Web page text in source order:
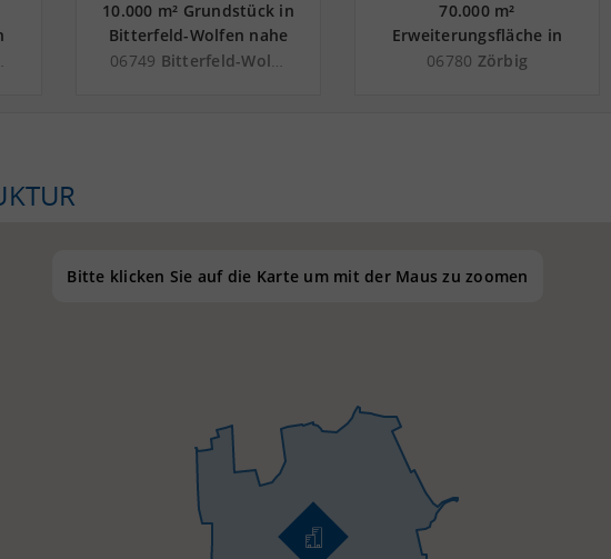
10.000 m² Grundstück in
Bitterfeld-Wolfen nahe
Güterverkehrszentrum
06749 Bitterfeld-Wolfen
70.000 m²
Erweiterungsfläche in
Zörbig nahe
06780 Zörbig
Bitte klicken Sie auf die Karte um mit der Maus zu zoomen